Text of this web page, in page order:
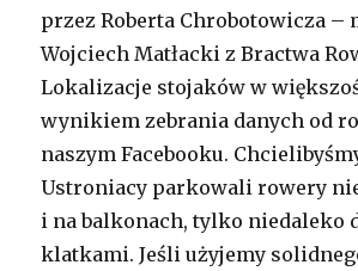
przez Roberta Chrobotowicza –
Wojciech Matłacki z Bractwa
Lokalizacje stojaków w
wynikiem zebrania danych od
naszym Facebooku.
Ustroniacy parkowali rowery
i na balkonach, tylko niedaleko
klatkami. Jeśli użyjemy